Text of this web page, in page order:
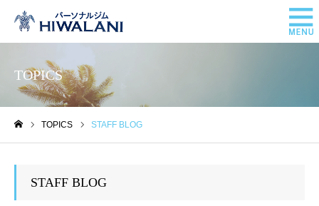
TOPICS
TOPICS STAFF BLOG
STAFF BLOG